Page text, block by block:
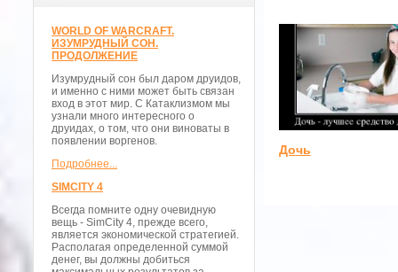
WORLD OF WARCRAFT.
ИЗУМРУДНЫЙ СОН.
ПРОДОЛЖЕНИЕ
Изумрудный сон был даром друидов,
и именно с ними может быть связан
вход в этот мир. С Катаклизмом мы
узнали много интересного о
друидах, о том, что они виноваты в
появлении воргенов.
Подробнее...
SIMCITY 4
Всегда помните одну очевидную
вещь - SimCity 4, прежде всего,
является экономической стратегией.
Располагая определенной суммой
денег, вы должны добиться
Дочь